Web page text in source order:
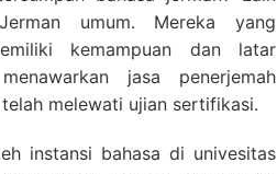
umum. Mereka yang
kemampuan dan latar
jasa penerjemah
melewati ujian sertifikasi.
instansi bahasa di univesitas